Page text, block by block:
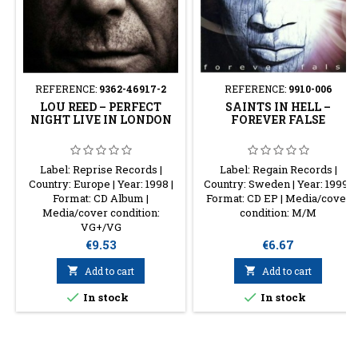
REFERENCE: 9362-46917-2
LOU REED – PERFECT
NIGHT LIVE IN LONDON
Label: Reprise Records |
Country: Europe | Year: 1998 |
Format: CD Album |
Media/cover condition:
VG+/VG
Price
€9.53
 Add to cart
 In stock
REFERENCE: 9910-006
SAINTS IN HELL –
FOREVER FALSE
Label: Regain Records |
Country: Sweden | Year: 1999 |
Format: CD EP | Media/cover
condition: M/M
Price
€6.67
 Add to cart
 In stock